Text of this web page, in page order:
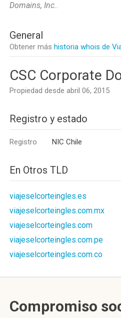
Domains, Inc..
General
Obtener más historia whois de
CSC Corporate
Propiedad desde abril 06, 2015
Registro y estado
Registro NIC Chile
En Otros TLD
viajeselcorteingles.es
viajeselcorteingles.com.mx
viajeselcorteingles.com
viajeselcorteingles.com.pe
viajeselcorteingles.com.co
Compromiso